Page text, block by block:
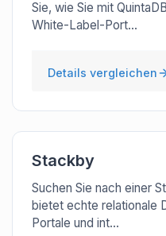
Sie, wie Sie mit
White-Label-Port...
Details vergleichen
Stackby
Suchen Sie nach einer
bietet echte relationale
Portale und int...